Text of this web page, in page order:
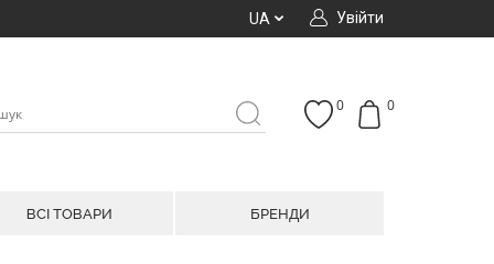
Увійти
UA
0
0
ВСІ ТОВАРИ БРЕНДИ